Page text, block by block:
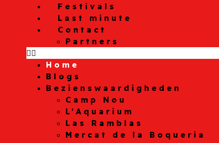
Festivals
Last minute
Contact
Partners
Home
Blogs
Bezienswaardigheden
Camp Nou
L’Aquarium
Las Ramblas
Mercat de la Boqueria